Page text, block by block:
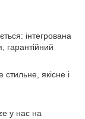
інтегрована
гарантійний
якісне і
групи 0+/1.
у нас на